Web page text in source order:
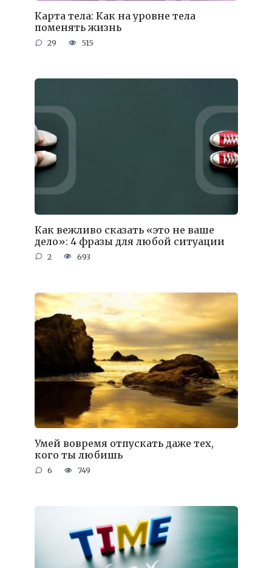
Карта тела: Как на уровне тела
поменять жизнь
29 515
Как вежливо сказать «это не ваше
дело»: 4 фразы для любой ситуации
2 693
Умей вовремя отпускать даже тех,
кого ты любишь
6 749